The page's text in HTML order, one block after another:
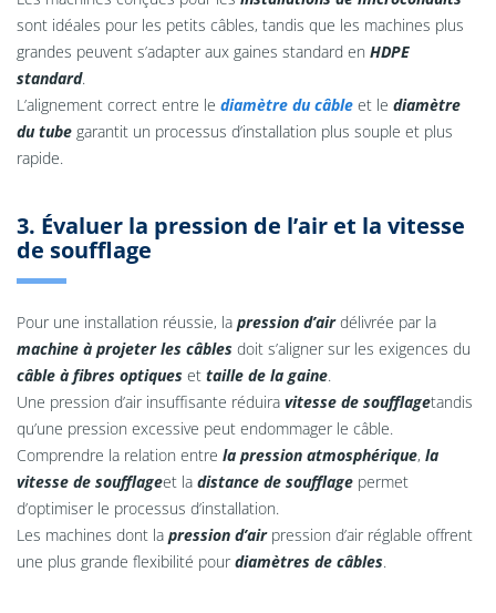
sont idéales pour les petits câbles, tandis que les machines plus
grandes peuvent s’adapter aux gaines standard en HDPE
standard.
L’alignement correct entre le diamètre du câble et le diamètre
du tube garantit un processus d’installation plus souple et plus
rapide.
3. Évaluer la pression de l’air et la vitesse
de soufflage
Pour une installation réussie, la pression d’airdélivrée par la
machine à projeter les câbles doit s’aligner sur les exigences du
câble à fibres optiques et taille de la gaine.
Une pression d’air insuffisante réduira vitesse de soufflagetandis
qu’une pression excessive peut endommager le câble.
Comprendre la relation entre la pression atmosphérique, la
vitesse de soufflageet la distance de soufflage permet
d’optimiser le processus d’installation.
Les machines dont la pression d’airpression d’air réglable offrent
une plus grande flexibilité pourdiamètres de câbles.